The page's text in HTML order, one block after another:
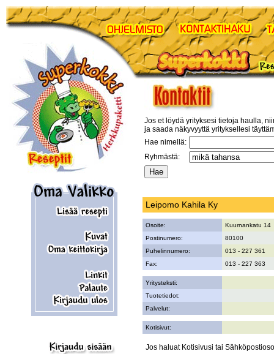
Jos et löydä yrityksesi tietoja haulla,
ja saada näkyvyyttä yrityksellesi
Hae nimellä:
Ryhmästä:
Leipomo Kahila Ky
Osoite:
Kuurnankatu 14
Postinumero:
80100
Puhelinnumero:
013 - 227 361
Fax:
013 - 227 363
Yritysteksti:
Tuotetiedot:
Palvelut:
Kotisivut:
Jos haluat Kotisivusi tai